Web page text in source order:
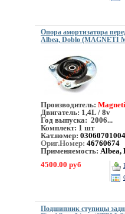
Опора амортизатора
Albea, Doblo (MAGNETI
Производитель:
Двигатель: 1,4L / 8v
Год выпуска: 2006...
Комплект: 1 шт
Кат.номер:
Ориг.Номер: 46760674
Применяемость: Albea,
4500.00 руб
Подшипник ступицы